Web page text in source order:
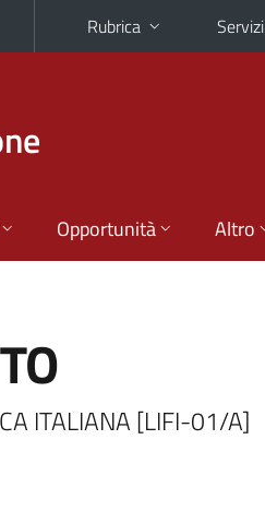
Rubrica Servizi
Opportunità Altro
ITALIANA [LIFI-01/A]